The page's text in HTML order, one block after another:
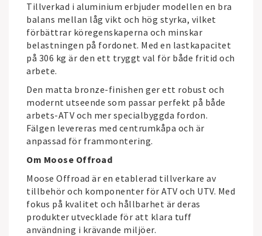
Tillverkad i aluminium erbjuder modellen en bra
balans mellan låg vikt och hög styrka, vilket
förbättrar köregenskaperna och minskar
belastningen på fordonet. Med en lastkapacitet
på 306 kg är den ett tryggt val för både fritid och
arbete.
Den matta bronze-finishen ger ett robust och
modernt utseende som passar perfekt på både
arbets-ATV och mer specialbyggda fordon.
Fälgen levereras med centrumkåpa och är
anpassad för frammontering.
Om Moose Offroad
Moose Offroad är en etablerad tillverkare av
tillbehör och komponenter för ATV och UTV. Med
fokus på kvalitet och hållbarhet är deras
produkter utvecklade för att klara tuff
användning i krävande miljöer.